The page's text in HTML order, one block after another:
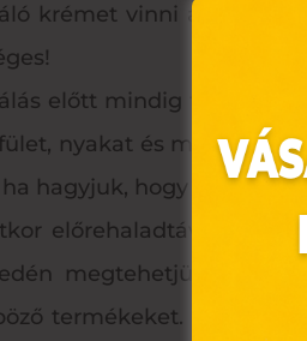
krémet vinni a bőrre
előtt mindig tisztítsuk
nyakat és mellkast.
hagyjuk, hogy a bőrünk
előrehaladtával és
megtehetjük
termékeket. Ezért